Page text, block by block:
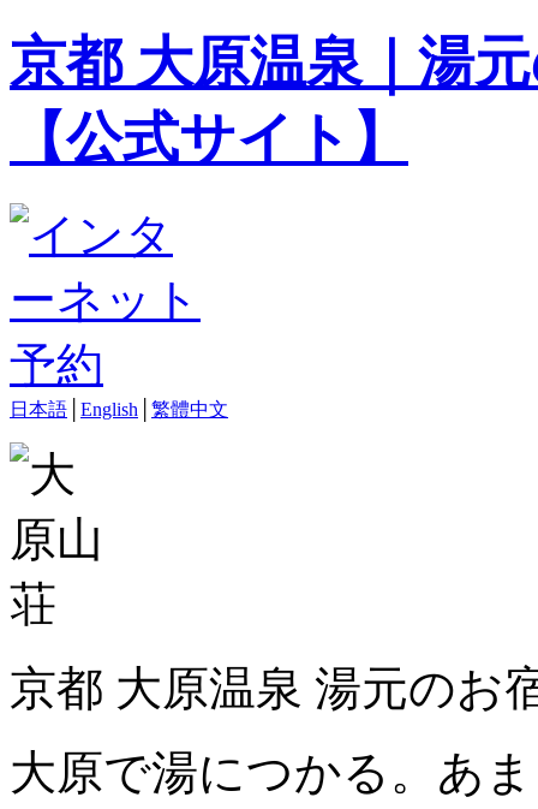
京都 大原温泉｜湯
【公式サイト】
日本語 English 繁體中文
京都 大原温泉 湯元の
大原で湯につかる。あ